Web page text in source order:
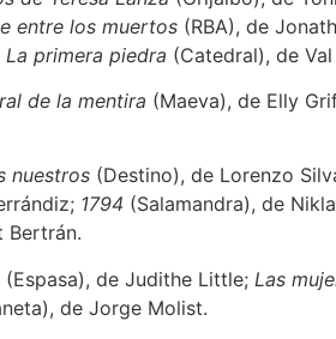
entre los muertos (RBA), de
La primera piedra (Catedral), de
de la mentira (Maeva), de Elly
nuestros (Destino), de Lorenzo
1794 (Salamandra), de
Bertrán.
(Espasa), de Judithe Little; Las
de Jorge Molist.